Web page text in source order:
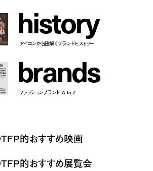
history
アイコンから紐解くブランドヒストリー
brands
ファッションブランド A to Z
的おすすめ映画
的おすすめ展覧会